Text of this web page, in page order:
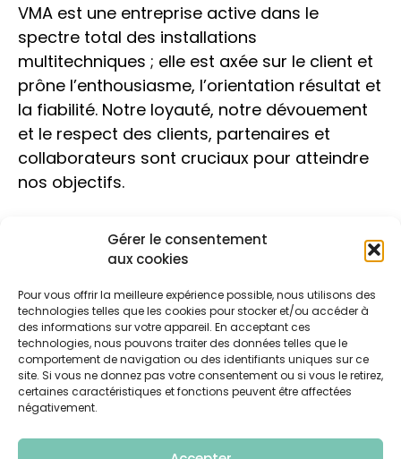
Gérer le consentement
aux cookies
Pour vous offrir la meilleure expérience possible, nous utilisons des
technologies telles que les cookies pour stocker et/ou accéder à
des informations sur votre appareil. En acceptant ces
technologies, nous pouvons traiter des données telles que le
comportement de navigation ou des identifiants uniques sur ce
site. Si vous ne donnez pas votre consentement ou si vous le retirez,
certaines caractéristiques et fonctions peuvent être affectées
négativement.
Rue d’Édimbourg 19
6040 Jumet
VMA est une entreprise active dans le
spectre total des installations
multitechniques ; elle est axée sur le client et
prône l’enthousiasme, l’orientation résultat et
la fiabilité. Notre loyauté, notre dévouement
et le respect des clients, partenaires et
collaborateurs sont cruciaux pour atteindre
nos objectifs.